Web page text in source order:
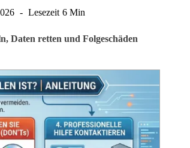
Lesezeit 6 Min
Daten retten und Folgeschäden